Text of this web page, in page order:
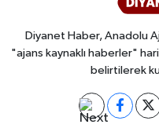
Diyanet Haber, Anadolu
"ajans kaynaklı haberler"
belirtilerek